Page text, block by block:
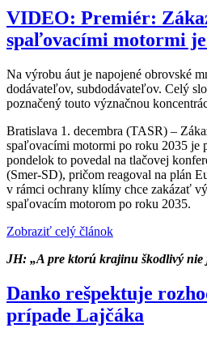
VIDEO: Premiér:
spaľovacími motormi
Na výrobu áut je napojené obrovské
dodávateľov, subdodávateľov. Celý
poznačený touto význačnou
Bratislava 1. decembra (TASR) –
spaľovacími motormi po roku 2035 je
pondelok to povedal na tlačovej
(Smer-SD), pričom reagoval na plán
v rámci ochrany klímy chce zakázať
spaľovacím motorom po roku 2035.
Zobraziť celý článok
JH: „A pre ktorú krajinu škodlivý nie
Danko rešpektuje
prípade Lajčáka